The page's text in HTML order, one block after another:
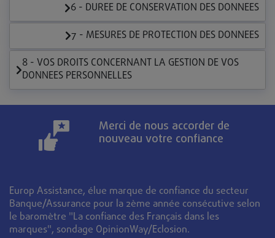
6 - DUREE DE CONSERVATION DES DONNEES
7 - MESURES DE PROTECTION DES DONNEES
8 - VOS DROITS CONCERNANT LA GESTION DE VOS
DONNEES PERSONNELLES
Merci de nous accorder de
nouveau votre confiance
Europ Assistance, élue marque de confiance du secteur
Banque/Assurance pour la 2ème année consécutive selon
le baromètre "La confiance des Français dans les
marques", sondage OpinionWay/Eclosion.